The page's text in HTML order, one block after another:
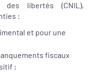
des libertés (CNIL),
:
et pour une
fiscaux
;